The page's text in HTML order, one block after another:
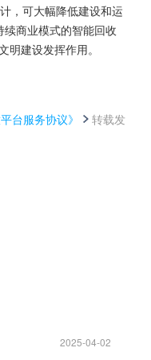
，可大幅降低建设和运
商业模式的智能回收
建设发挥作用。
台服务协议》
转载发
2025-04-02